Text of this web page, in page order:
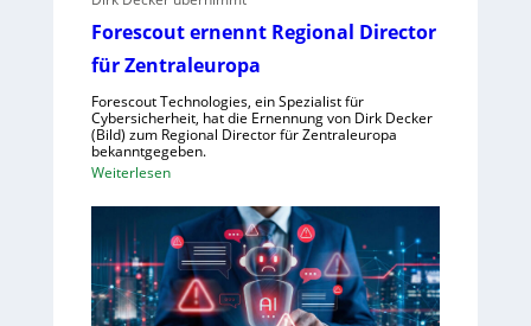
l
b
e
n
V
o
r
w
ü
r
f
Forescout ernennt Regional Director
für Zentraleuropa
Forescout Technologies, ein Spezialist für
Cybersicherheit, hat die Ernennung von Dirk Decker
(Bild) zum Regional Director für Zentraleuropa
bekanntgegeben.
Weiterlesen:
o
r
e
s
c